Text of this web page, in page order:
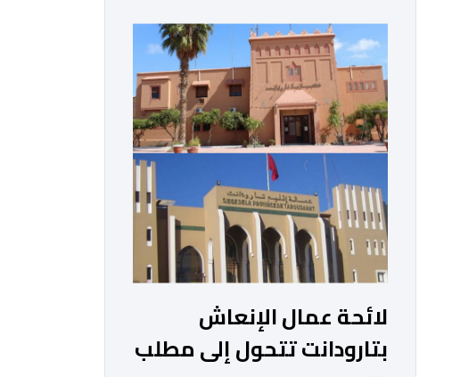
مذكرة مطلبية، دعا فيها الأحزاب
السياسية، إلى ادراج 10 التزامات ضمن
برامجها الانتخابية المنتظرة، في إطار تعاقد
سياسي مع المناطق الجبلية والانتقال
من الوعود الانتخابية إلى التزامات عملية
[…]
لائحة عمال الإنعاش
بتارودانت تتحول إلى مطلب